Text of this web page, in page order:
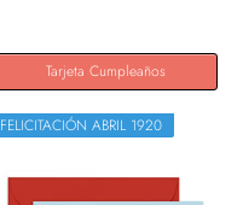
Tarjeta Cumpleaños
FELICITACIÓN ABRIL 1920